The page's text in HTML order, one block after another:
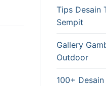
Tips Desain
Sempit
Gallery
Outdoor
100+